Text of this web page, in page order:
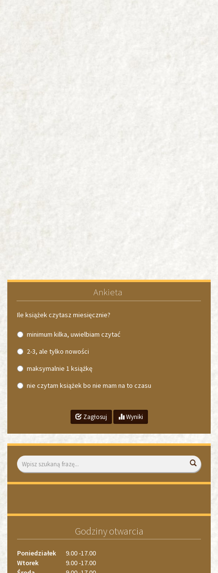
Ankieta
Ile książek czytasz miesięcznie?
minimum kilka, uwielbiam czytać
2-3, ale tylko nowości
maksymalnie 1 książkę
nie czytam książek bo nie mam na to czasu
Zagłosuj Wyniki
Wyszukiwarka
4
Godziny otwarcia
Poniedziałek
9.00 -17.00
Wtorek
9.00 -17.00